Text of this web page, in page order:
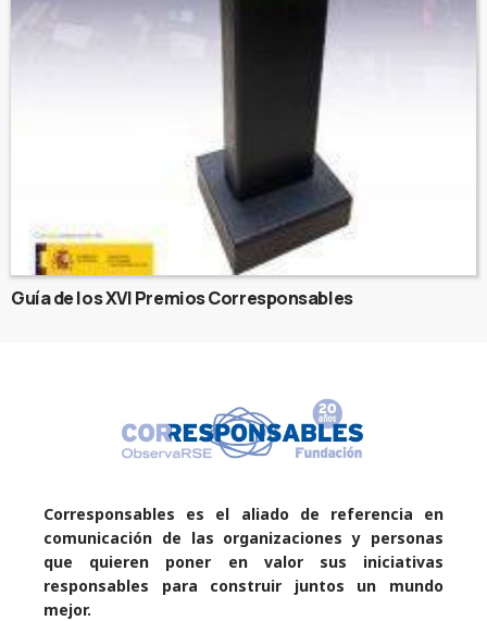
Guía de los XVI Premios Corresponsables
Corresponsables es el aliado de referencia en
comunicación de las organizaciones y personas
que quieren poner en valor sus iniciativas
responsables para construir juntos un mundo
mejor.